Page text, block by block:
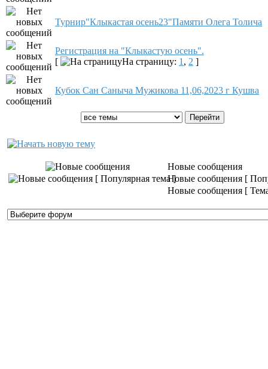
Турнир"Клыкастая осень23"Памяти Олега Толича
Регистрация на "Клыкастую осень".
[
На страницу: 1 , 2 ]
Кубок Сан Саныча Мужикова 11,06,2023 г Кушва
Новые сообщения
Новые сообщения [
Новые сообщения [